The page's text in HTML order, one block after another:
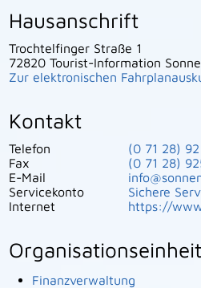
Hausanschrift
Trochtelfinger Straße 1
72820 Tourist-Information
Zur elektronischen
Kontakt
Telefon (0 71 28) 92
Fax
(0 71 28)
E-Mail
Servicekonto
Sichere
Internet
https://
Finanzverwaltung